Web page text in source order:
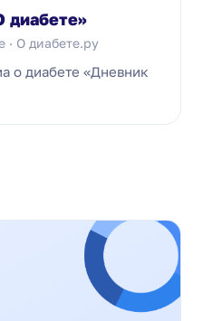
диабете»
· О диабете.ру
о диабете «Дневник